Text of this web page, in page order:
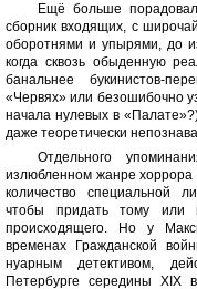
Ещё больше
сборник входящих, с
оборотнями и упырями, до
когда сквозь обыденную
банальнее букинистов-
«Червях» или безошибочно
начала нулевых в
даже теоретически
Отдельного
излюбленном жанре хоррора
количество специальной
чтобы придать тому или
происходящего. Но у
временах Гражданской
нуарным детективом,
Петербурге середины XIX